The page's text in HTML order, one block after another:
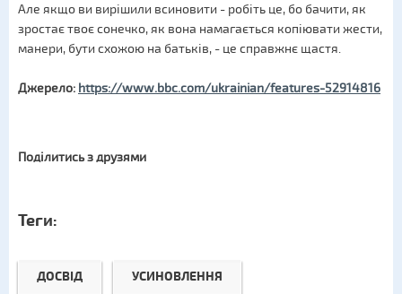
Але якщо ви вирішили всиновити - робіть це, бо бачити, як
зростає твоє сонечко, як вона намагається копіювати жести,
манери, бути схожою на батьків, - це справжнє щастя.
Джерело: https://www.bbc.com/ukrainian/features-52914816
Поділитись з друзями
Теги:
ДОСВІД УСИНОВЛЕННЯ